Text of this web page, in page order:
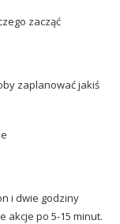
zacząć
zaplanować jakiś
i dwie godziny
akcje po 5-15 minut.